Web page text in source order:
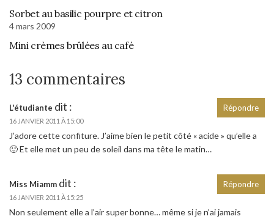
Sorbet au basilic pourpre et citron
4 mars 2009
Mini crèmes brûlées au café
13 commentaires
L'étudiante dit :
16 JANVIER 2011 À 15:00
J’adore cette confiture. J’aime bien le petit côté « acide » qu’elle a
🙂 Et elle met un peu de soleil dans ma tête le matin…
Répondre
Miss Miamm dit :
16 JANVIER 2011 À 15:25
Non seulement elle a l’air super bonne… même si je n’ai jamais
Répondre